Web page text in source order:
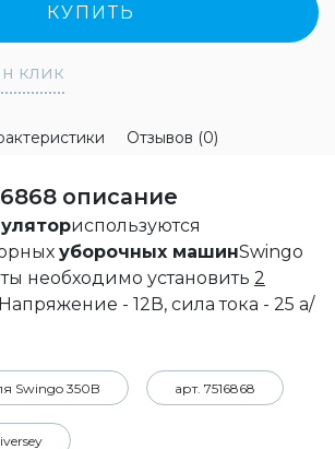
КУПИТЬ
клик
Отзывов (0)
описание
используются
уборочных машинSwingo
необходимо установить 2
- 12В, сила тока - 25 а/
Swingo 350B арт. 7516868